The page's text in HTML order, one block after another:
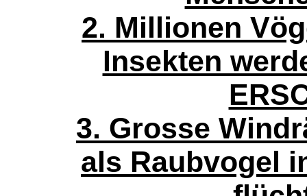
2. Millionen
Insekten
3. Grosse
als Raubvogel